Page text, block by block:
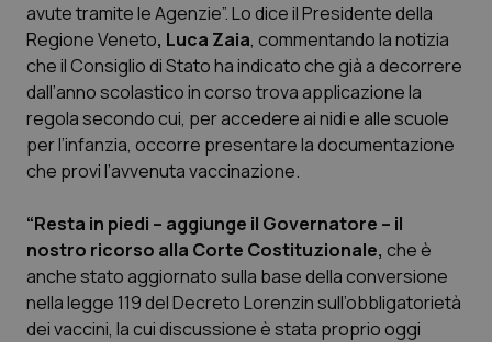
Edizioni Regionali
QS Pro
Professionisti Sanitari.AI
Basilicata
Calabria
Artrite & artrosi
Asma & BPCO
QS Club Newsletter
avute tramite le Agenzie”. Lo dice il Presidente della
Regione Veneto, Luca Zaia, commentando la notizia
che il Consiglio di Stato ha indicato che già a decorrere
dall’anno scolastico in corso trova applicazione la
regola secondo cui, per accedere ai nidi e alle scuole
per l’infanzia, occorre presentare la documentazione
che provi l’avvenuta vaccinazione.
“Resta in piedi – aggiunge il Governatore – il
nostro ricorso alla Corte Costituzionale, che è
anche stato aggiornato sulla base della conversione
nella legge 119 del Decreto Lorenzin sull’obbligatorietà
dei vaccini, la cui discussione è stata proprio oggi